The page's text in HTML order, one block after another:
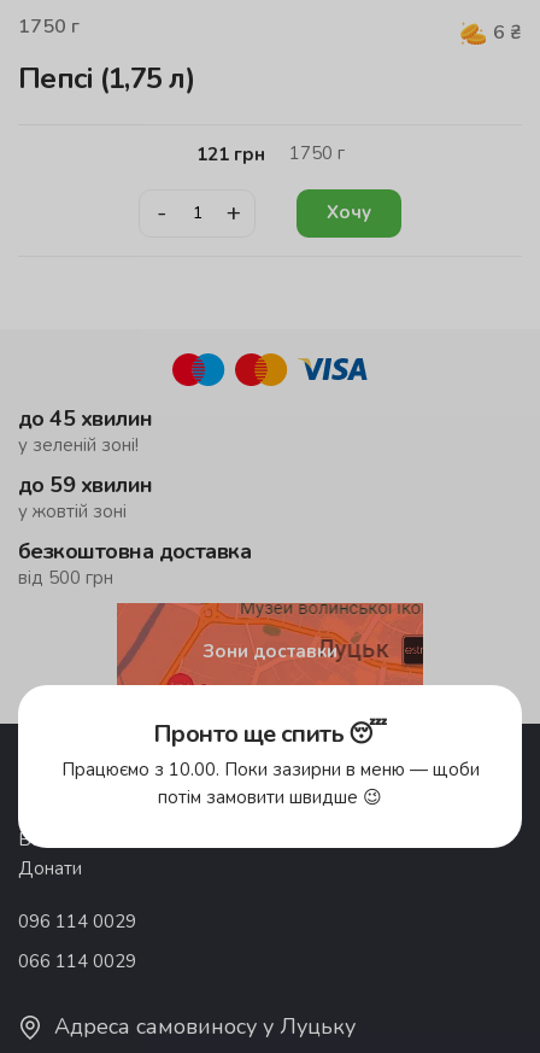
1750 г 6 ₴
Пепсi (1,75 л)
121грн 1750 г
- + Хочу
до 45 хвилин
у зеленій зоні!
до 59 хвилин
у жовтій зоні
безкоштовна доставка
від 500 грн
Зони доставки
Доставка їжі
Відгуки
Франшиза
Вакансії
Донати
096 114 0029
066 114 0029
Адреса самовиносу у Луцьку
Пронто ще спить 😴
Працюємо з 10.00. Поки зазирни в меню — щоби
потім замовити швидше 😉